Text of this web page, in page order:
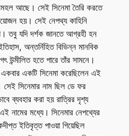
আছে। সেই সিনেমা তৈরি করতে
হয়। সেই নেপথ্য কাহিনি
তবু যদি দর্শক জানতে আগ্রহী হন
অন্তর্নিহিত বিভিন্ন মানবিক
হতে পারে তাঁর সামনে।
একটি সিনেমা করেছিলেন এই
সেই সিনেমার নাম ছিল ডে ফর
ব্যবহার করা হয় রাত্রির দৃশ্য
নামের মধ্যে। সিনেমার নেপথ্যের
ইতিবৃত্ত পাওয়া গিয়েছিল